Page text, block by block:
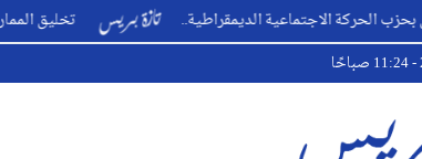
الديمقراطية.. تخليق الممارسة